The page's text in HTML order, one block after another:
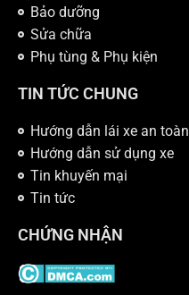
Bảo dưỡng
Sửa chữa
Phụ tùng & Phụ kiện
TIN TỨC CHUNG
Hướng dẫn lái xe an toàn
Hướng dẫn sử dụng xe
Tin khuyến mại
Tin tức
CHỨNG NHẬN